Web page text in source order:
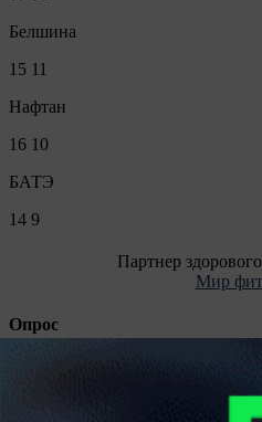
Белшина
15 11
Нафтан
16 10
БАТЭ
14 9
Партнер
Мир
Опрос
Подпишитесь на каналы и